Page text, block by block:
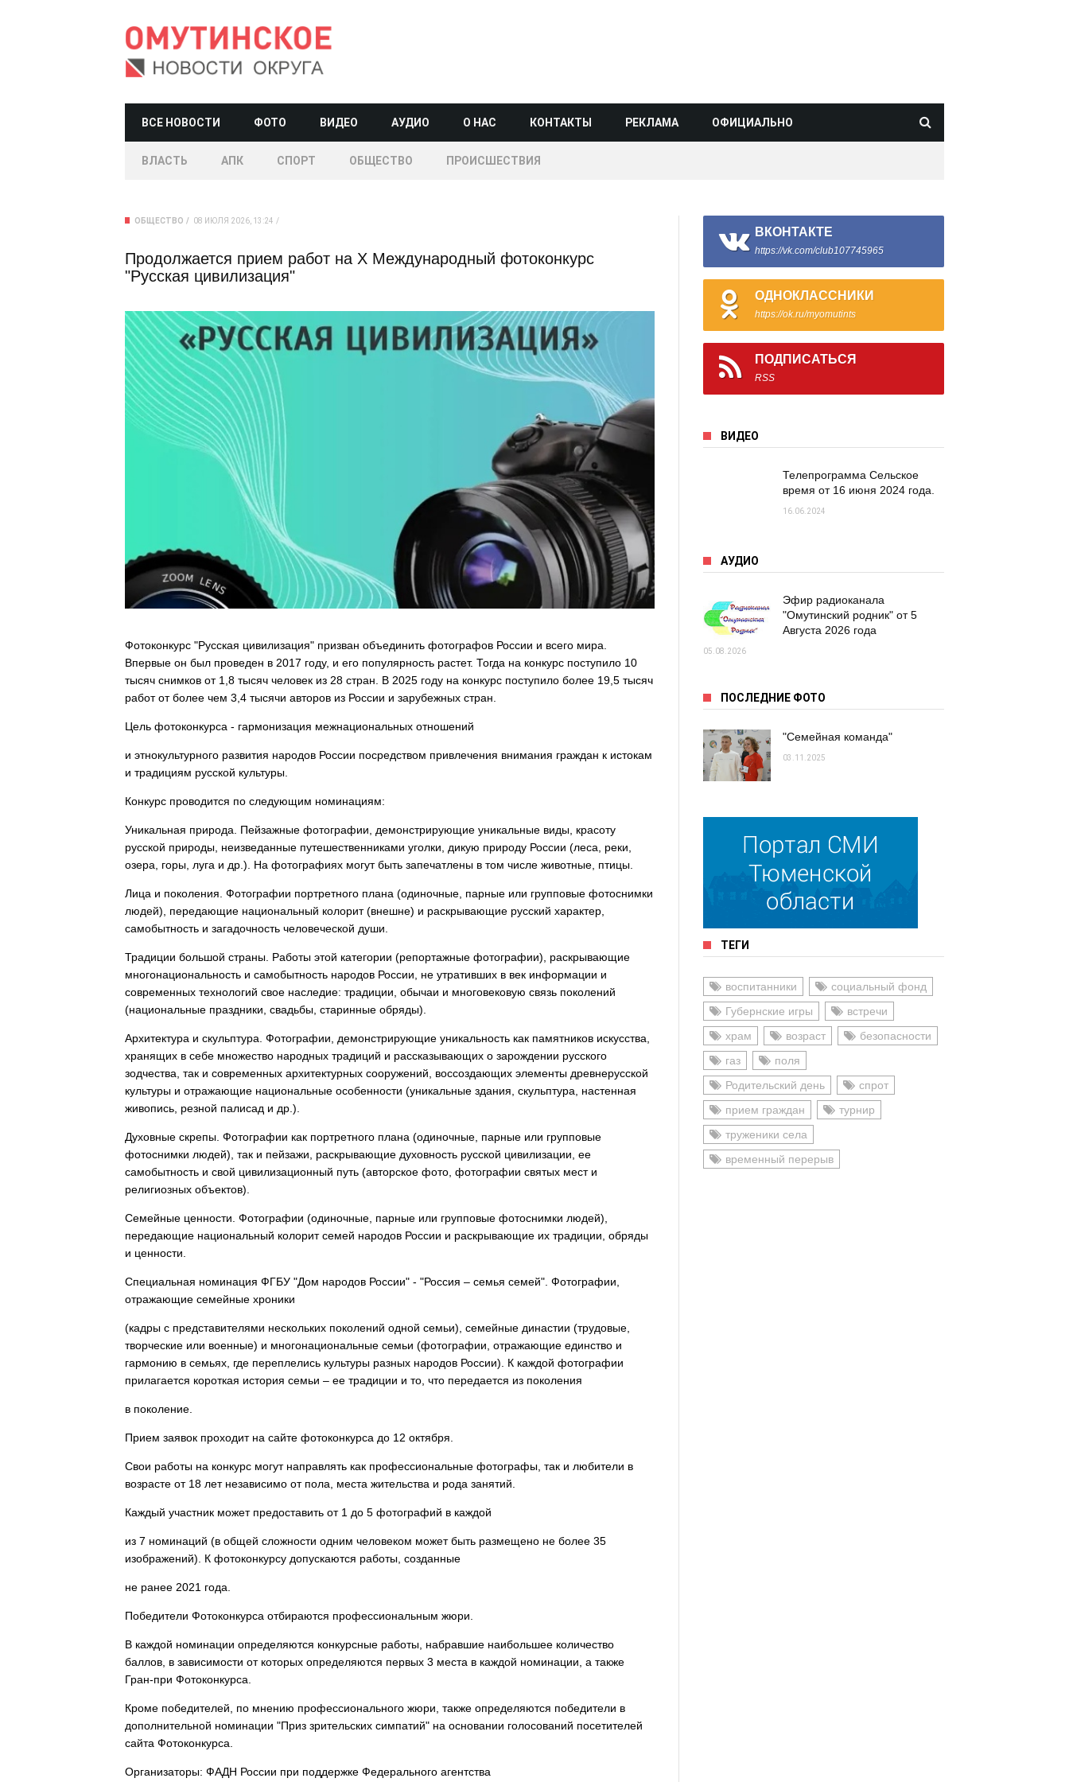
ВСЕ НОВОСТИ ФОТО ВИДЕО АУДИО О НАС КОНТАКТЫ РЕКЛАМА ОФИЦИАЛЬНО
ВЛАСТЬ АПК СПОРТ ОБЩЕСТВО ПРОИСШЕСТВИЯ
ОБЩЕСТВО 08 ИЮЛЯ 2026, 13:24
Продолжается прием работ на Х Международный фотоконкурс
"Русская цивилизация"
Фотоконкурс "Русская цивилизация" призван объединить фотографов России и всего мира.
Впервые он был проведен в 2017 году, и его популярность растет. Тогда на конкурс поступило 10
тысяч снимков от 1,8 тысяч человек из 28 стран. В 2025 году на конкурс поступило более 19,5 тысяч
работ от более чем 3,4 тысячи авторов из России и зарубежных стран.
Цель фотоконкурса - гармонизация межнациональных отношений
и этнокультурного развития народов России посредством привлечения внимания граждан к истокам
и традициям русской культуры.
Конкурс проводится по следующим номинациям:
Уникальная природа. Пейзажные фотографии, демонстрирующие уникальные виды, красоту
русской природы, неизведанные путешественниками уголки, дикую природу России (леса, реки,
озера, горы, луга и др.). На фотографиях могут быть запечатлены в том числе животные, птицы.
Лица и поколения. Фотографии портретного плана (одиночные, парные или групповые фотоснимки
людей), передающие национальный колорит (внешне) и раскрывающие русский характер,
самобытность и загадочность человеческой души.
Традиции большой страны. Работы этой категории (репортажные фотографии), раскрывающие
многонациональность и самобытность народов России, не утративших в век информации и
современных технологий свое наследие: традиции, обычаи и многовековую связь поколений
(национальные праздники, свадьбы, старинные обряды).
Архитектура и скульптура. Фотографии, демонстрирующие уникальность как памятников искусства,
хранящих в себе множество народных традиций и рассказывающих о зарождении русского
зодчества, так и современных архитектурных сооружений, воссоздающих элементы древнерусской
культуры и отражающие национальные особенности (уникальные здания, скульптура, настенная
живопись, резной палисад и др.).
Духовные скрепы. Фотографии как портретного плана (одиночные, парные или групповые
фотоснимки людей), так и пейзажи, раскрывающие духовность русской цивилизации, ее
самобытность и свой цивилизационный путь (авторское фото, фотографии святых мест и
религиозных объектов).
Семейные ценности. Фотографии (одиночные, парные или групповые фотоснимки людей),
передающие национальный колорит семей народов России и раскрывающие их традиции, обряды
и ценности.
Специальная номинация ФГБУ "Дом народов России" - "Россия – семья семей". Фотографии,
отражающие семейные хроники
(кадры с представителями нескольких поколений одной семьи), семейные династии (трудовые,
творческие или военные) и многонациональные семьи (фотографии, отражающие единство и
гармонию в семьях, где переплелись культуры разных народов России). К каждой фотографии
прилагается короткая история семьи – ее традиции и то, что передается из поколения
в поколение.
Прием заявок проходит на сайте фотоконкурса до 12 октября.
Свои работы на конкурс могут направлять как профессиональные фотографы, так и любители в
возрасте от 18 лет независимо от пола, места жительства и рода занятий.
Каждый участник может предоставить от 1 до 5 фотографий в каждой
из 7 номинаций (в общей сложности одним человеком может быть размещено не более 35
изображений). К фотоконкурсу допускаются работы, созданные
не ранее 2021 года.
Победители Фотоконкурса отбираются профессиональным жюри.
В каждой номинации определяются конкурсные работы, набравшие наибольшее количество
баллов, в зависимости от которых определяются первых 3 места в каждой номинации, а также
Гран-при Фотоконкурса.
Кроме победителей, по мнению профессионального жюри, также определяются победители в
дополнительной номинации "Приз зрительских симпатий" на основании голосований посетителей
сайта Фотоконкурса.
Организаторы: ФАДН России при поддержке Федерального агентства
ВКОНТАКТЕ
https://vk.com/club107745965
ОДНОКЛАССНИКИ
https://ok.ru/myomutints
ПОДПИСАТЬСЯ
RSS
ВИДЕО
Телепрограмма Сельское
время от 16 июня 2024 года.
16.06.2024
АУДИО
Эфир радиоканала
"Омутинский родник" от 5
Августа 2026 года
05.08.2026
ПОСЛЕДНИЕ ФОТО
"Семейная команда"
03.11.2025
ТЕГИ
воспитанники
социальный фонд
Губернские игры
встречи
храм
возраст
безопасности
газ
поля
Родительский день
спрот
прием граждан
турнир
труженики села
временный перерыв